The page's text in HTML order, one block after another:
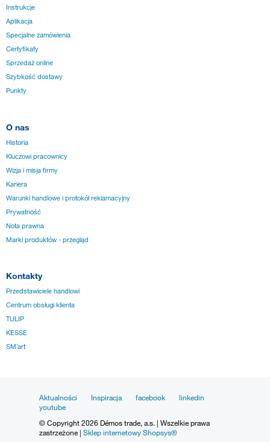
Instrukcje
Aplikacja
Specjalne zamówienia
Certyfikaty
Sprzedaż online
Szybkość dostawy
Punkty
O nas
Historia
Kluczowi pracownicy
Wizja i misja firmy
Kariera
Warunki handlowe i protokół reklamacyjny
Prywatność
Nota prawna
Marki produktów - przegląd
Kontakty
Przedstawiciele handlowi
Centrum obsługi klienta
TULIP
KESSE
SM´art
Aktualności Inspiracja facebook
linkedin
youtube
© Copyright 2026 Démos trade, a.s. | Wszelkie prawa
zastrzeżone | Sklep internetowy Shopsys®